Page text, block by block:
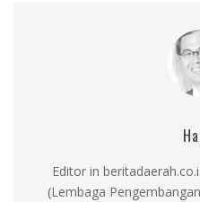
Editor in
(Lembaga